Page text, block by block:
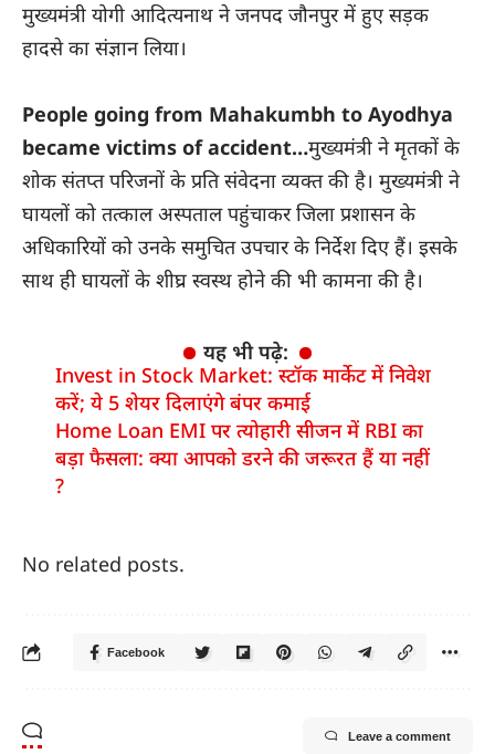
मुख्यमंत्री योगी आदित्यनाथ ने जनपद जौनपुर में हुए सड़क
हादसे का संज्ञान लिया।
People going from Mahakumbh to Ayodhya
became victims of accident…मुख्यमंत्री ने मृतकों के
शोक संतप्त परिजनों के प्रति संवेदना व्यक्त की है। मुख्यमंत्री ने
घायलों को तत्काल अस्पताल पहुंचाकर जिला प्रशासन के
अधिकारियों को उनके समुचित उपचार के निर्देश दिए हैं। इसके
साथ ही घायलों के शीघ्र स्वस्थ होने की भी कामना की है।
यह भी पढ़े:
Invest in Stock Market: स्टॉक मार्केट में निवेश
करें; ये 5 शेयर दिलाएंगे बंपर कमाई
Home Loan EMI पर त्योहारी सीजन में RBI का
बड़ा फैसला: क्या आपको डरने की जरूरत हैं या नहीं
?
No related posts.
Facebook
Leave a comment